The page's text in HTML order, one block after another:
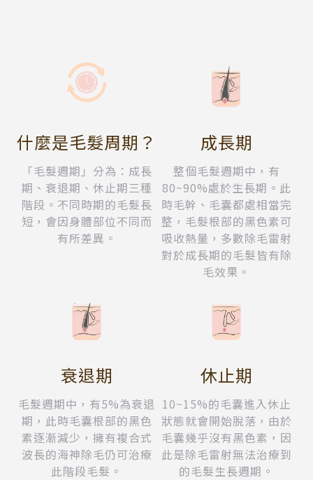
什麼是毛髮周期？
「毛髮週期」分為：成長
期、衰退期、休止期三種
階段。不同時期的毛髮長
短，會因身體部位不同而
有所差異。
成長期
整個毛髮週期中，有
80~90%處於生長期。此
時毛幹、毛囊都處相當完
整，毛髮根部的黑色素可
吸收熱量，多數除毛雷射
對於成長期的毛髮皆有除
毛效果。
衰退期
毛髮週期中，有5%為衰退
期，此時毛囊根部的黑色
素逐漸減少，擁有複合式
波長的海神除毛仍可治療
此階段毛髮。
休止期
10~15%的毛囊進入休止
狀態就會開始脫落，由於
毛囊幾乎沒有黑色素，因
此是除毛雷射無法治療到
的毛髮生長週期。